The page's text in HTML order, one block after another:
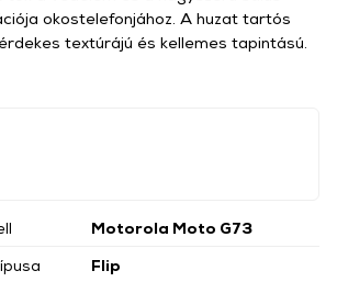
Motorola Moto G73
Flip
okostelefonjához. A huzat tartós
textúrájú és kellemes tapintású.